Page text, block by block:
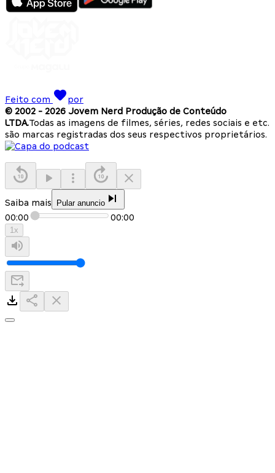
Feito com
por
© 2002 - 2026 Jovem Nerd Produção de Conteúdo
LTDA.Todas as imagens de filmes, séries, redes sociais e etc.
são marcas registradas dos seus respectivos proprietários.
Saiba mais Pular anuncio
00:00 00:00
1x